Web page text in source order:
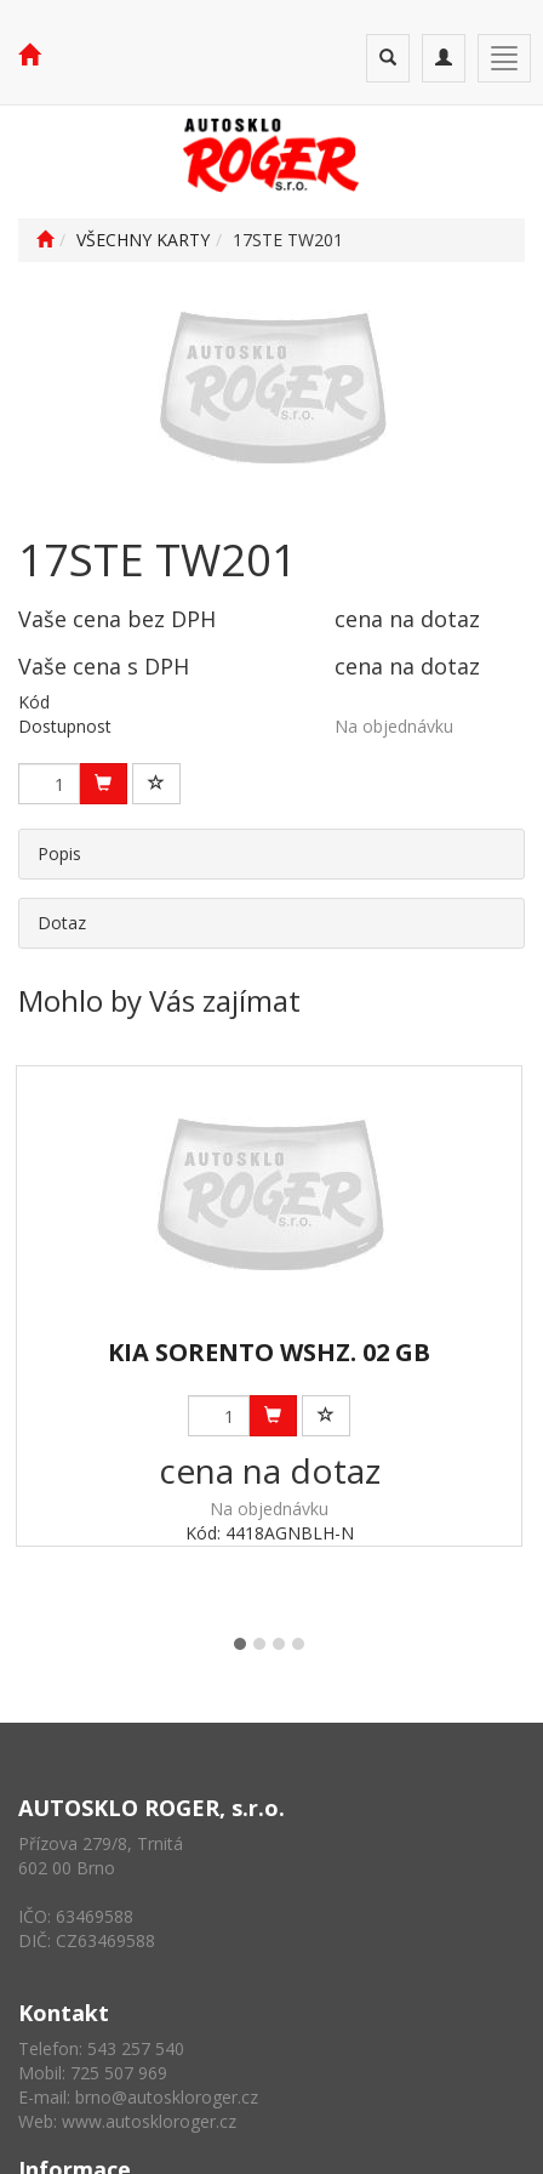
Toggle
navigation
Toggle
search
VŠECHNY KARTY 17STE TW201
17STE TW201
Vaše cena bez DPH
cena na dotaz
Vaše cena s DPH
cena na dotaz
Kód
Dostupnost
Na objednávku
Popis
Dotaz
Mohlo by Vás zajímat
KIA SORENTO WSHZ. 02 GB
cena na dotaz
Na objednávku
Kód: 4418AGNBLH-N
AUTOSKLO ROGER, s.r.o.
Přízova 279/8, Trnitá
602 00 Brno
IČO: 63469588
DIČ: CZ63469588
Kontakt
Telefon: 543 257 540
Mobil: 725 507 969
E-mail: brno@autoskloroger.cz
Web: www.autoskloroger.cz